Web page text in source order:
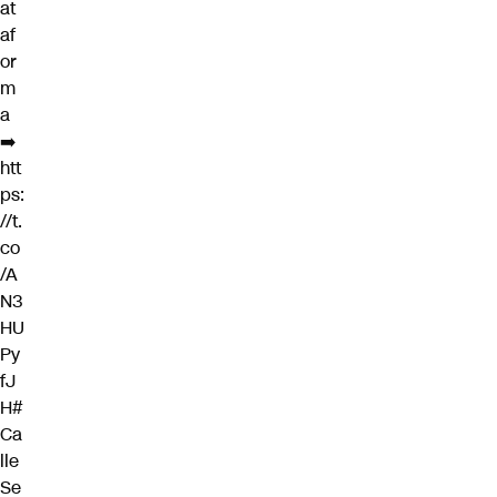
at
af
or
m
a
➡️
htt
ps:
//t.
co
/A
N3
HU
Py
fJ
H#
Ca
lle
Se